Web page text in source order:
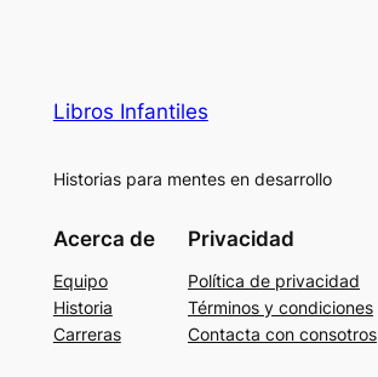
Libros Infantiles
Historias para mentes en desarrollo
Acerca de
Equipo
Historia
Carreras
Privacidad
Política de privacidad
Términos y condiciones
Contacta con consotros